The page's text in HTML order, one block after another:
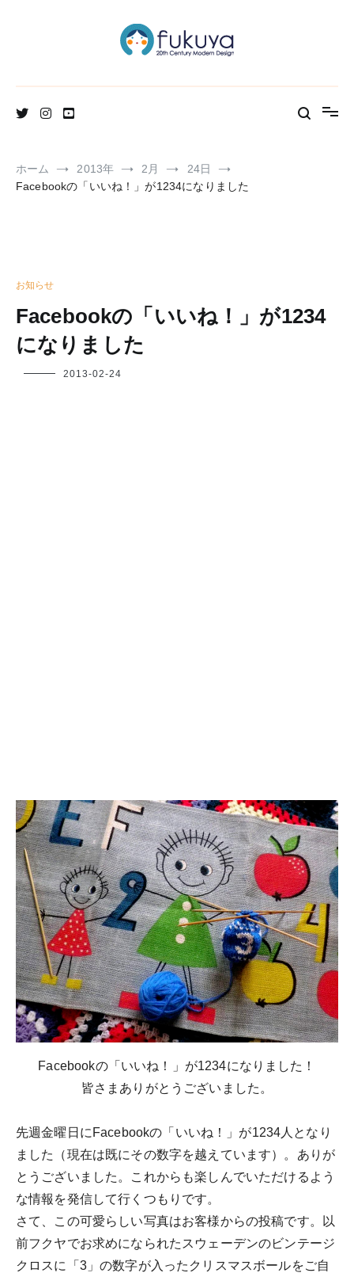
ホーム 2013年 2月
24日
Facebookの「いいね！」が1234になりました
お知らせ
Facebookの「いいね！」が1234
になりました
フ
2013-02-24
Facebookの「いいね！」が1234になりました！
皆さまありがとうございました。
先週金曜日にFacebookの「いいね！」が1234人となり
ました（現在は既にその数字を越えています）。ありが
とうございました。これからも楽しんでいただけるよう
な情報を発信して行くつもりです。
さて、この可愛らしい写真はお客様からの投稿です。以
前フクヤでお求めになられたスウェーデンのビンテージ
クロスに「3」の数字が入ったクリスマスボールをご自